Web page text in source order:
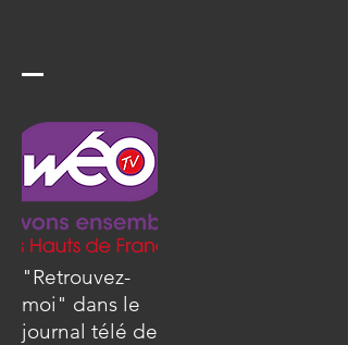
"Retrouvez-
moi" dans le
journal télé de